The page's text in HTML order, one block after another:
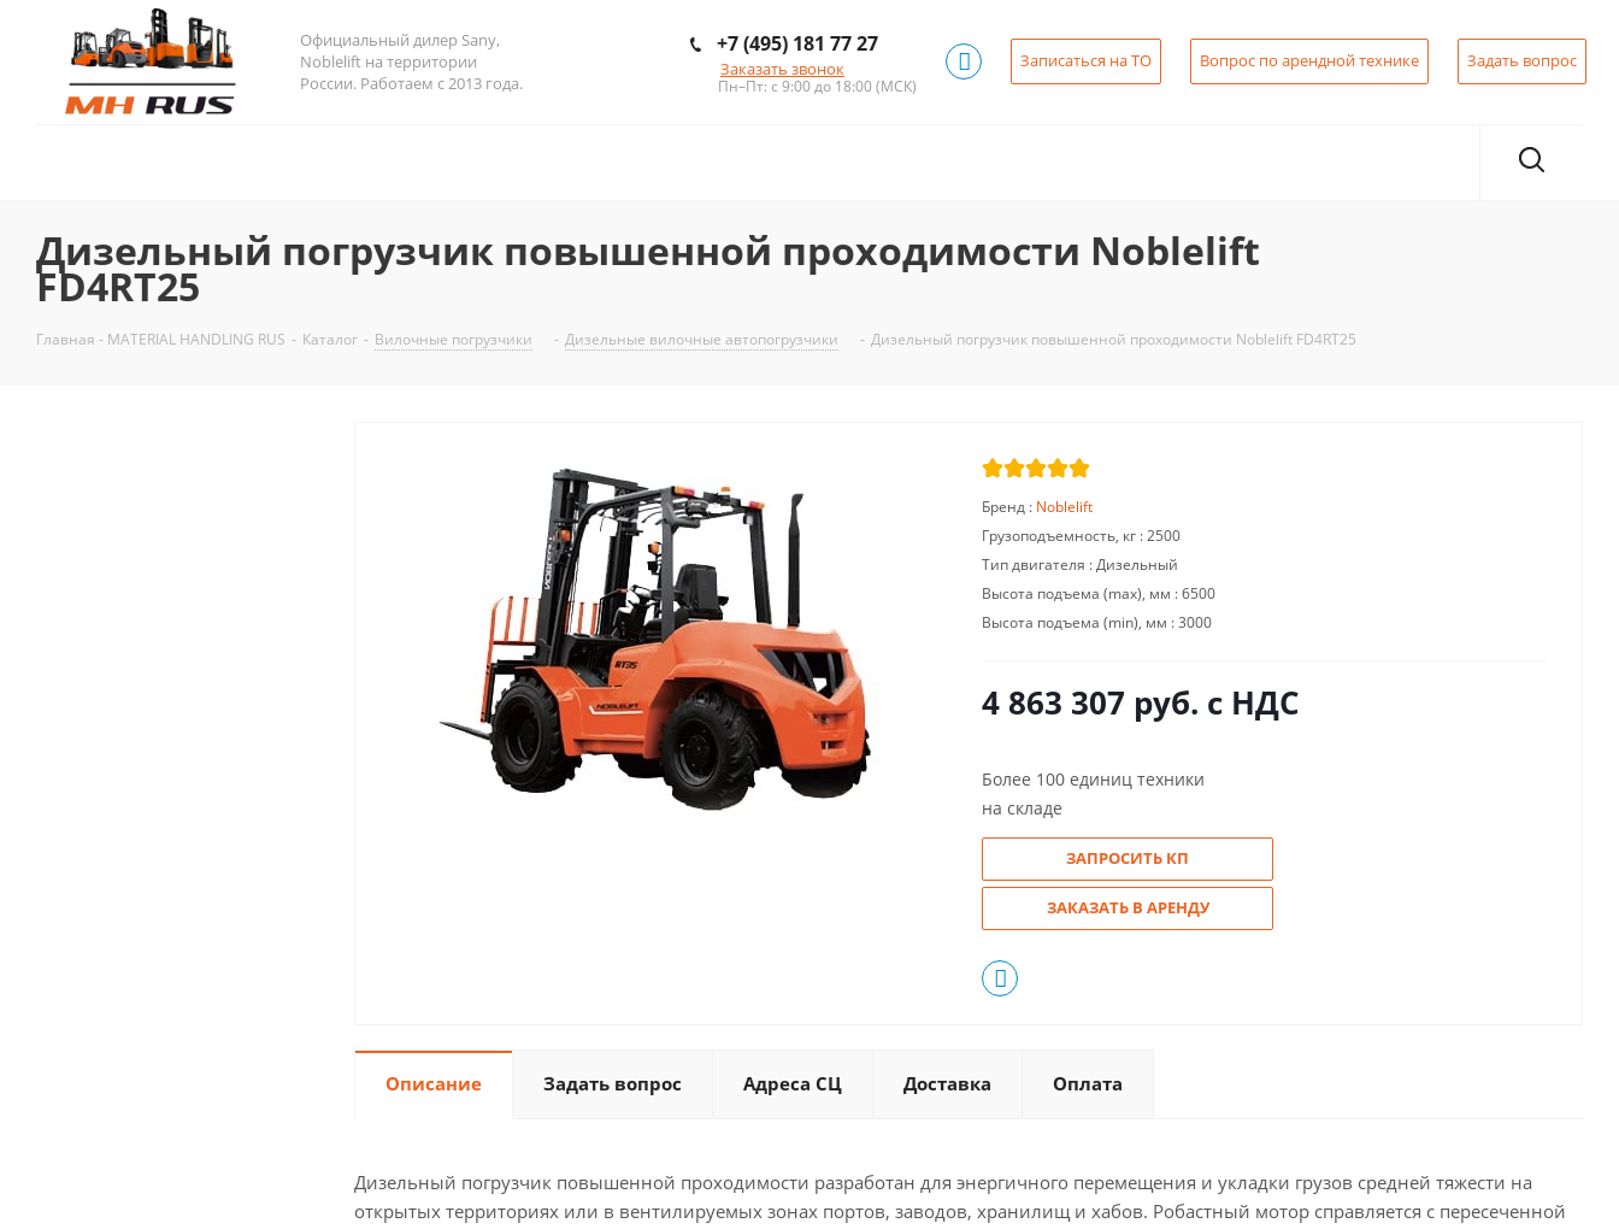
Официальный дилер Sany,
Noblelift на территории
России. Работаем с 2013 года.
+7 (495) 181 77 27
Заказать звонок
Пн–Пт: с 9:00 до 18:00(МСК)
Записаться на ТО Вопрос по арендной технике Задать вопрос
Дизельный погрузчик повышенной проходимости Noblelift
FD4RT25
Главная - MATERIAL HANDLING RUS - Каталог - Вилочные погрузчики - Дизельные вилочные автопогрузчики - Дизельный погрузчик повышенной проходимости Noblelift FD4RT25
Бренд : Noblelift
Грузоподъемность, кг :2500
Тип двигателя :Дизельный
Высота подъема (max), мм :6500
Высота подъема (min), мм :3000
4 863 307 руб. с НДС
Более 100 единиц техники
на складе
ЗАПРОСИТЬ КП
ЗАКАЗАТЬ В АРЕНДУ
Описание Задать вопрос Адреса СЦ Доставка Оплата
Дизельный погрузчик повышенной проходимости разработан для энергичного перемещения и укладки грузов средней тяжести на
открытых территориях или в вентилируемых зонах портов, заводов, хранилищ и хабов. Робастный мотор справляется с пересеченной